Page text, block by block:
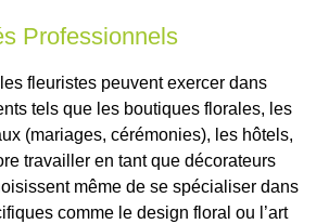
Professionnels
fleuristes peuvent exercer dans
tels que les boutiques florales, les
(mariages, cérémonies), les hôtels,
travailler en tant que décorateurs
même de se spécialiser dans
comme le design floral ou l’art